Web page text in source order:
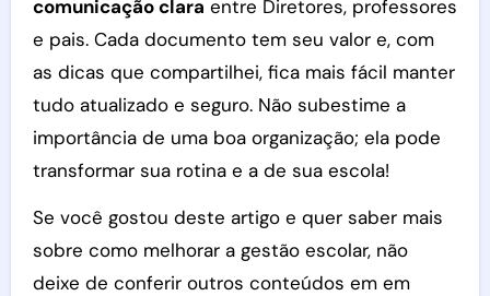
comunicação clara entre Diretores, professores
e pais. Cada documento tem seu valor e, com
as dicas que compartilhei, fica mais fácil manter
tudo atualizado e seguro. Não subestime a
importância de uma boa organização; ela pode
transformar sua rotina e a de sua escola!
Se você gostou deste artigo e quer saber mais
sobre como melhorar a gestão escolar, não
deixe de conferir outros conteúdos em em